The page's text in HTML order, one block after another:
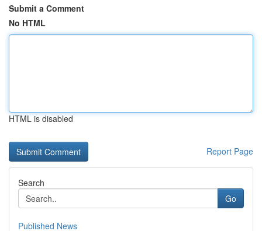
Submit a Comment
No HTML
HTML is disabled
Report Page
Search
Go
Published News